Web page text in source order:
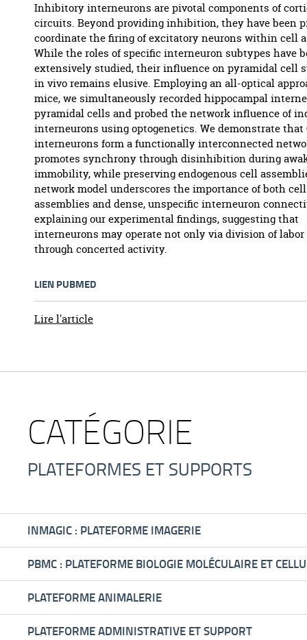
Inhibitory interneurons are pivotal components of
circuits. Beyond providing inhibition, they have been
coordinate the firing of excitatory neurons within cell
While the roles of specific interneuron subtypes have
extensively studied, their influence on pyramidal cell
in vivo remains elusive. Employing an all-optical
mice, we simultaneously recorded hippocampal
pyramidal cells and probed the network influence of
interneurons using optogenetics. We demonstrate that
interneurons form a functionally interconnected
promotes synchrony through disinhibition during
immobility, while preserving endogenous cell
network model underscores the importance of both cell
assemblies and dense, unspecific interneuron
explaining our experimental findings, suggesting that
interneurons may operate not only via division of labor
through concerted activity.
LIEN PUBMED
Lire l'article
CATÉGORIE
PLATEFORMES ET SUPPORTS
INMAGIC : PLATEFORME IMAGERIE
PBMC : PLATEFORME BIOLOGIE MOLÉCULAIRE ET
PLATEFORME ANIMALERIE
PLATEFORME ADMINISTRATIVE ET SUPPORT